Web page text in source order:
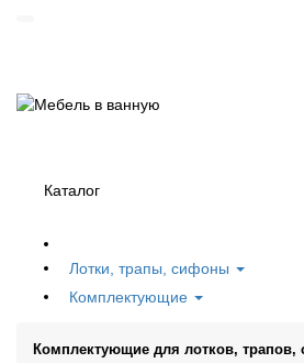
Каталог
Лотки, трапы, сифоны
Комплектующие
Комплектующие для лотков,